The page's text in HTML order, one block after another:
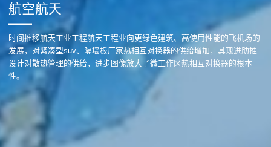
航空航天
时间推移航天工业工程航天工程业向更绿色建筑、高使用性能的飞机场的
发展，对紧凑型suv、隔墙板厂家热相互对换器的供给增加，其现进助推
设计对散热管理的供给，进步图像放大了微工作区热相互对换器的根本
性。